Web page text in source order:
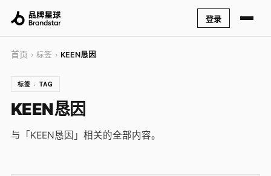
登录
首页 › 标签 › KEEN恳因
标签 · TAG
KEEN恳因
与「KEEN恳因」相关的全部内容。